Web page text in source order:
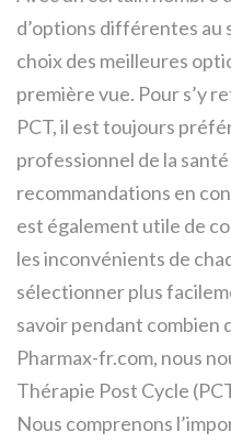
d’options différentes au
choix des meilleures
première vue. Pour s’y
PCT, il est toujours
professionnel de la
recommandations en
est également utile de
les inconvénients de
sélectionner plus
savoir pendant combien
Pharmax-fr.com, nous
Thérapie Post Cycle
Nous comprenons